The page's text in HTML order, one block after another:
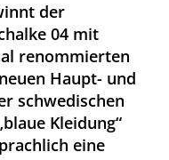
der
04 mit
renommierten
Haupt- und
schwedischen
Kleidung“
eine